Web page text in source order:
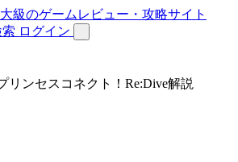
ログイン
リンセスコネクト！Re:Dive解説